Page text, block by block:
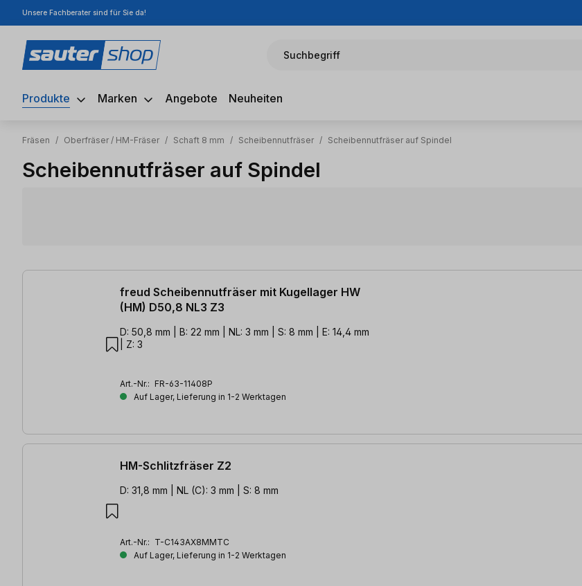
Hauptinhalt springen
Zur Suche springen
Zur Hauptnavigation springen
Unsere Fachberater sind für Sie da!
Suchbegriff
Produkte Marken Angebote Neuheiten
Fräsen / Oberfräser / HM-Fräser / Schaft 8 mm / Scheibennutfräser / Scheibennutfräser auf Spindel
Scheibennutfräser auf Spindel
4 Artikel gefunden
freud Scheibennutfräser mit Kugellager HW
(HM) D50,8 NL3 Z3
D: 50,8 mm | B: 22 mm | NL: 3 mm | S: 8 mm | E: 14,4 mm
| Z: 3
Art.-Nr.: FR-63-11408P
Auf Lager, Lieferung in 1-2 Werktagen
HM-Schlitzfräser Z2
D: 31,8 mm | NL (C): 3 mm | S: 8 mm
Art.-Nr.: T-C143AX8MMTC
Auf Lager, Lieferung in 1-2 Werktagen